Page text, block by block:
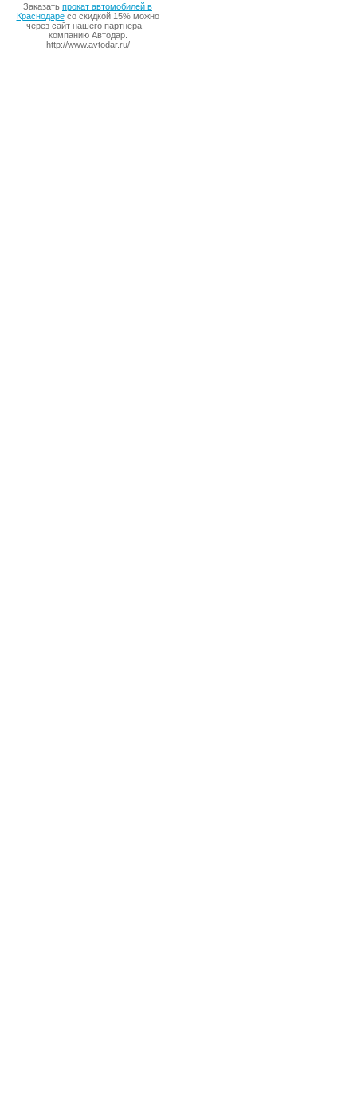
Заказать прокат автомобилей в
Краснодаресо скидкой 15% можно
через сайт нашего партнера –
компанию Автодар.
http://www.avtodar.ru/